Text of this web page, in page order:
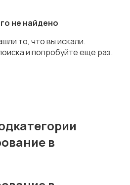
не найдено
то, что вы искали.
и попробуйте еще раз.
в